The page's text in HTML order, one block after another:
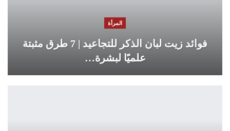
المرأة
فوائد زيت لبان الذكر للتجاعيد | 7 طرق مثبتة
علميًا لبشرة…